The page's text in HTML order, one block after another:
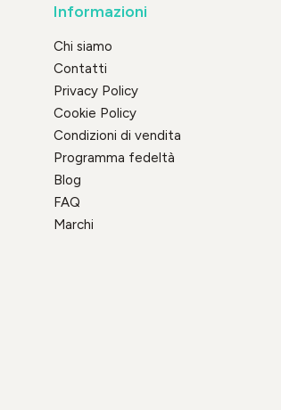
Informazioni
Chi siamo
Contatti
Privacy Policy
Cookie Policy
Condizioni di vendita
Programma fedeltà
Blog
FAQ
Marchi